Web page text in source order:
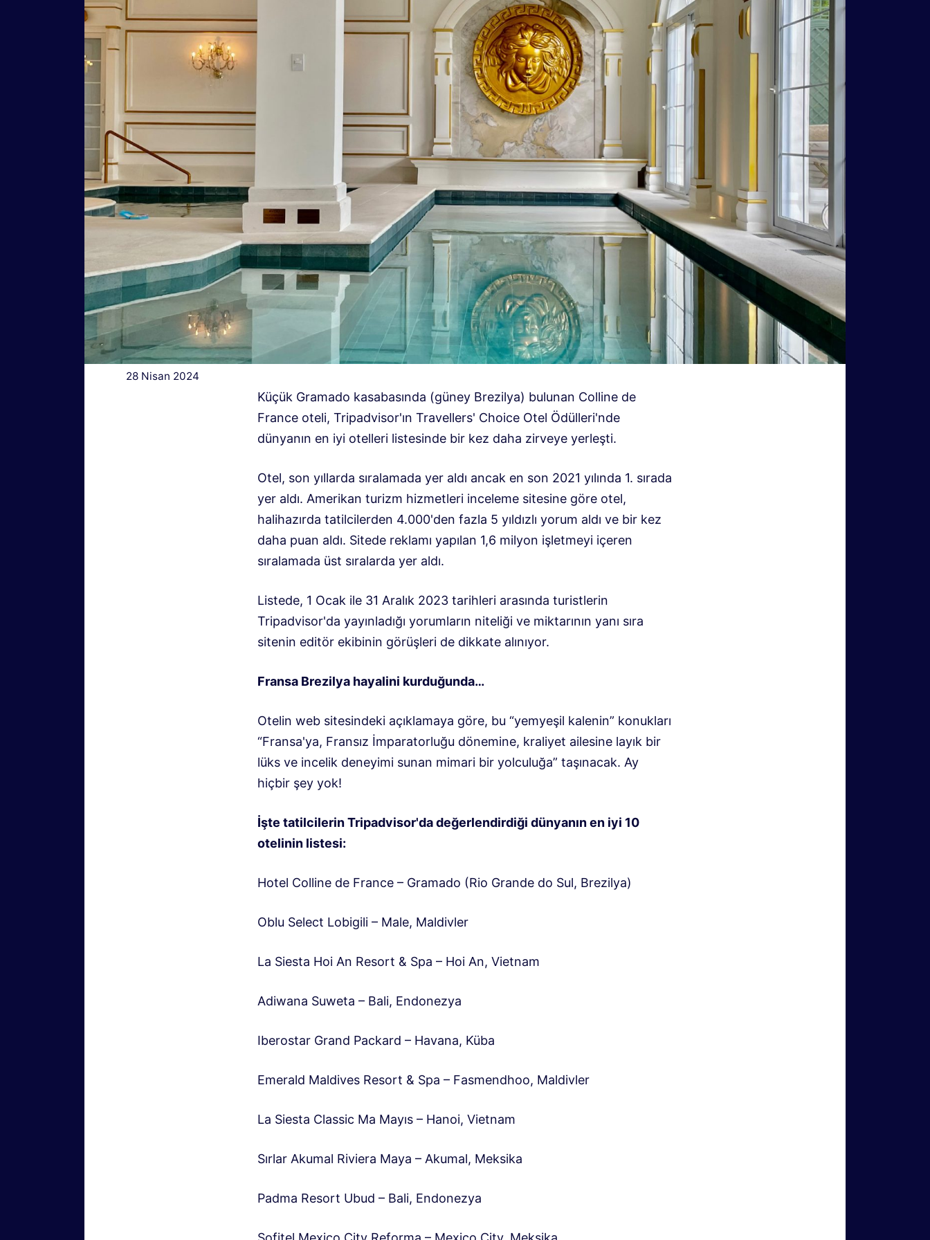
28 Nisan 2024
Küçük Gramado kasabasında (güney Brezilya) bulunan Colline de
France oteli, Tripadvisor'ın Travellers' Choice Otel Ödülleri'nde
dünyanın en iyi otelleri listesinde bir kez daha zirveye yerleşti.
Otel, son yıllarda sıralamada yer aldı ancak en son 2021 yılında 1. sırada
yer aldı. Amerikan turizm hizmetleri inceleme sitesine göre otel,
halihazırda tatilcilerden 4.000'den fazla 5 yıldızlı yorum aldı ve bir kez
daha puan aldı. Sitede reklamı yapılan 1,6 milyon işletmeyi içeren
sıralamada üst sıralarda yer aldı.
Listede, 1 Ocak ile 31 Aralık 2023 tarihleri ​​arasında turistlerin
Tripadvisor'da yayınladığı yorumların niteliği ve miktarının yanı sıra
sitenin editör ekibinin görüşleri de dikkate alınıyor.
Fransa Brezilya hayalini kurduğunda…
Otelin web sitesindeki açıklamaya göre, bu “yemyeşil kalenin” konukları
“Fransa'ya, Fransız İmparatorluğu dönemine, kraliyet ailesine layık bir
lüks ve incelik deneyimi sunan mimari bir yolculuğa” taşınacak. Ay
hiçbir şey yok!
İşte tatilcilerin Tripadvisor'da değerlendirdiği dünyanın en iyi 10
otelinin listesi:
Hotel Colline de France – Gramado (Rio Grande do Sul, Brezilya)
Oblu Select Lobigili – Male, Maldivler
La Siesta Hoi An Resort & Spa – Hoi An, Vietnam
Adiwana Suweta – Bali, Endonezya
Iberostar Grand Packard – Havana, Küba
Emerald Maldives Resort & Spa – Fasmendhoo, Maldivler
La Siesta Classic Ma Mayıs – Hanoi, Vietnam
Sırlar Akumal Riviera Maya – Akumal, Meksika
Padma Resort Ubud – Bali, Endonezya